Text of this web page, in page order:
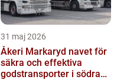
31 maj 2026
Åkeri Markaryd navet för
säkra och effektiva
godstransporter i södra